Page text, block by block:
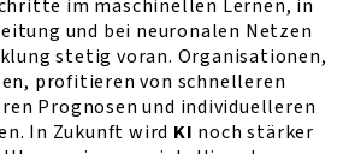
im maschinellen Lernen, in
und bei neuronalen Netzen
stetig voran. Organisationen,
profitieren von schnelleren
Prognosen und individuelleren
In Zukunft wird KI noch stärker